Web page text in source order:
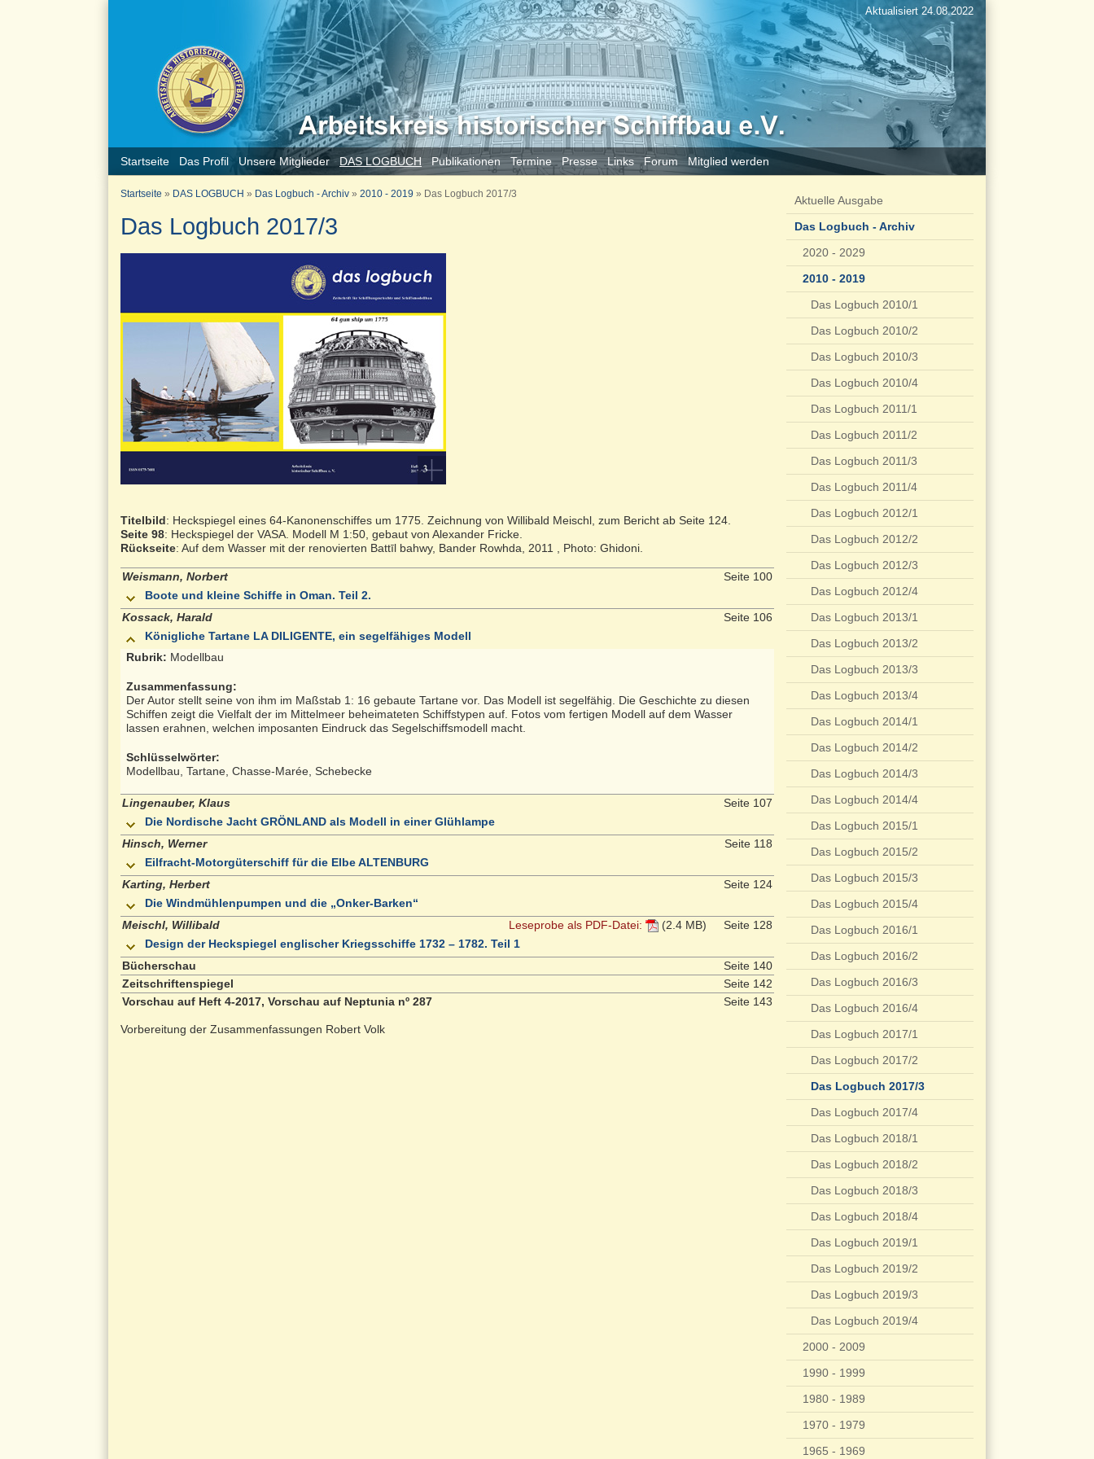
Startseite Das Profil Unsere Mitglieder DAS LOGBUCH Publikationen Termine Presse Links Forum Mitglied werden
Aktualisiert 24.08.2022
Startseite » DAS LOGBUCH » Das Logbuch - Archiv » 2010 - 2019 » Das Logbuch 2017/3
Das Logbuch 2017/3
Titelbild: Heckspiegel eines 64-Kanonenschiffes um 1775. Zeichnung von Willibald Meischl, zum Bericht ab Seite 124.
Seite 98: Heckspiegel der VASA. Modell M 1:50, gebaut von Alexander Fricke.
Rückseite: Auf dem Wasser mit der renovierten Battīl bahwy, Bander Rowhda, 2011 , Photo: Ghidoni.
Weismann, Norbert
Seite 100
Boote und kleine Schiffe in Oman. Teil 2.
Kossack, Harald
Seite 106
Königliche Tartane LA DILIGENTE, ein segelfähiges Modell
Rubrik: Modellbau
Zusammenfassung:
Der Autor stellt seine von ihm im Maßstab 1: 16 gebaute Tartane vor. Das Modell ist segelfähig. Die Geschichte zu diesen
Schiffen zeigt die Vielfalt der im Mittelmeer beheimateten Schiffstypen auf. Fotos vom fertigen Modell auf dem Wasser
lassen erahnen, welchen imposanten Eindruck das Segelschiffsmodell macht.
Schlüsselwörter:
Modellbau, Tartane, Chasse-Marée, Schebecke
Lingenauber, Klaus
Seite 107
Die Nordische Jacht GRÖNLAND als Modell in einer Glühlampe
Hinsch, Werner
Seite 118
Eilfracht-Motorgüterschiff für die Elbe ALTENBURG
Karting, Herbert
Seite 124
Die Windmühlenpumpen und die „Onker-Barken“
Meischl, Willibald
Leseprobe als PDF-Datei: (2.4 MB)
Seite 128
Design der Heckspiegel englischer Kriegsschiffe 1732 – 1782. Teil 1
Bücherschau
Seite 140
Zeitschriftenspiegel
Seite 142
Vorschau auf Heft 4-2017, Vorschau auf Neptunia nº 287
Seite 143
Vorbereitung der Zusammenfassungen Robert Volk
Aktuelle Ausgabe
Das Logbuch - Archiv
2020 - 2029
2010 - 2019
Das Logbuch 2010/1
Das Logbuch 2010/2
Das Logbuch 2010/3
Das Logbuch 2010/4
Das Logbuch 2011/1
Das Logbuch 2011/2
Das Logbuch 2011/3
Das Logbuch 2011/4
Das Logbuch 2012/1
Das Logbuch 2012/2
Das Logbuch 2012/3
Das Logbuch 2012/4
Das Logbuch 2013/1
Das Logbuch 2013/2
Das Logbuch 2013/3
Das Logbuch 2013/4
Das Logbuch 2014/1
Das Logbuch 2014/2
Das Logbuch 2014/3
Das Logbuch 2014/4
Das Logbuch 2015/1
Das Logbuch 2015/2
Das Logbuch 2015/3
Das Logbuch 2015/4
Das Logbuch 2016/1
Das Logbuch 2016/2
Das Logbuch 2016/3
Das Logbuch 2016/4
Das Logbuch 2017/1
Das Logbuch 2017/2
Das Logbuch 2017/3
Das Logbuch 2017/4
Das Logbuch 2018/1
Das Logbuch 2018/2
Das Logbuch 2018/3
Das Logbuch 2018/4
Das Logbuch 2019/1
Das Logbuch 2019/2
Das Logbuch 2019/3
Das Logbuch 2019/4
2000 - 2009
1990 - 1999
1980 - 1989
1970 - 1979
1965 - 1969